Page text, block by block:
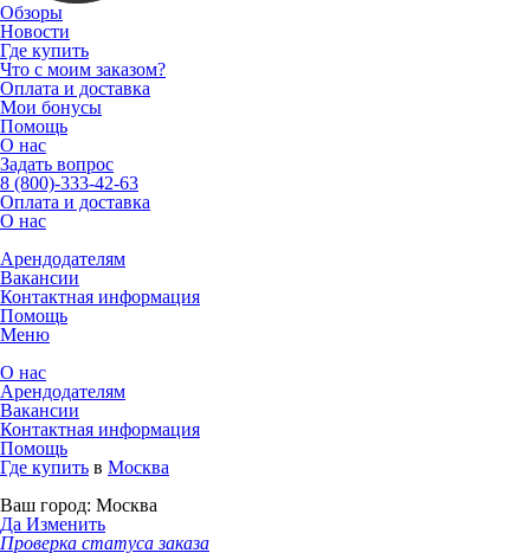
Обзоры
Новости
Где купить
Что с моим заказом?
Оплата и доставка
Мои бонусы
Помощь
О нас
Задать вопрос
8 (800)-333-42-63
Оплата и доставка
О нас
Арендодателям
Вакансии
Контактная информация
Помощь
Меню
О нас
Арендодателям
Вакансии
Контактная информация
Помощь
Где купить в Москва
Ваш город: Москва
Да Изменить
Проверка статуса заказа